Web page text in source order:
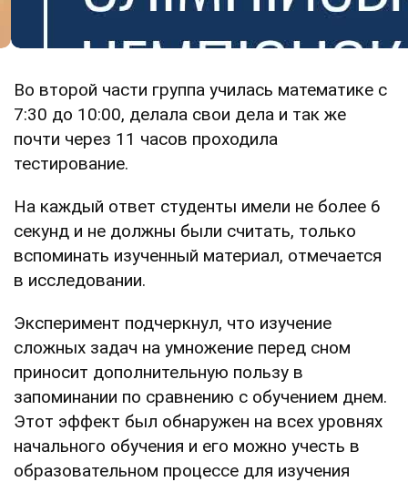
Во второй части группа училась математике с
7:30 до 10:00, делала свои дела и так же
почти через 11 часов проходила
тестирование.
На каждый ответ студенты имели не более 6
секунд и не должны были считать, только
вспоминать изученный материал, отмечается
в исследовании.
Эксперимент подчеркнул, что изучение
сложных задач на умножение перед сном
приносит дополнительную пользу в
запоминании по сравнению с обучением днем.
Этот эффект был обнаружен на всех уровнях
начального обучения и его можно учесть в
образовательном процессе для изучения